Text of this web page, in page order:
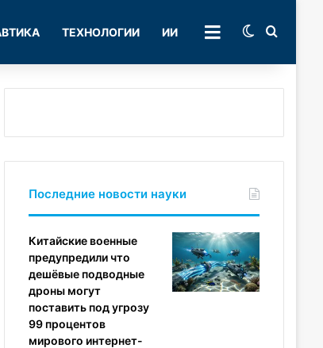
ТЕХНОЛОГИИ ИИ РУБРИКИSwitch skin
Последние новости науки
Китайские военные
предупредили что
дешёвые подводные
дроны могут
поставить под угрозу
99 процентов
мирового интернет-